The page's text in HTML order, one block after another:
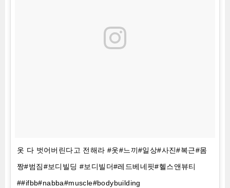
옷 다 벗어버린다고 전해라 #옷#느끼#일상#사진#복근#몸
짱#범짐#보디빌딩 #보디빌더#레드베네핏#헬스앤뷰티
##ifbb#nabba#muscle#bodybuilding